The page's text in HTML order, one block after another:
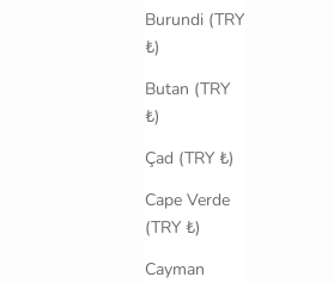
Burundi (TRY
₺)
Butan (TRY
₺)
Çad (TRY ₺)
Cape Verde
(TRY ₺)
Cayman